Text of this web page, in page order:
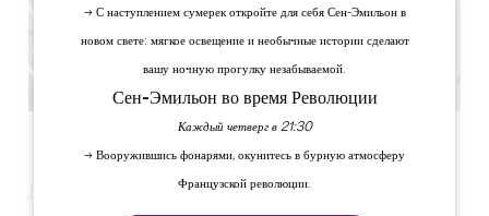
Смотреть все фото
День учебы в исключительной обстановке.
→ С наступлением сумерек откройте для себя Сен-Эмильон в
новом свете: мягкое освещение и необычные истории сделают
вашу ночную прогулку незабываемой.
Сен-Эмильон во время Революции
Каждый четверг в 21:30
→ Вооружившись фонарями, окунитесь в бурную атмосферу
Французской революции.